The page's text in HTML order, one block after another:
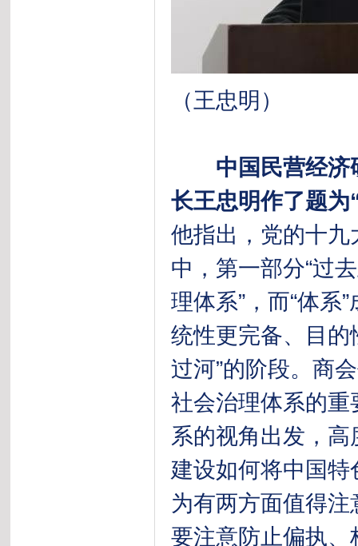
（王忠明）
中国民营经
长王忠明作了题为
他指出，党的十九
中，第一部分“过
理体系”，而“体系
统性更完备、目的
过河”的阶段。商
社会治理体系的
系的视角出发，
建设如何将中国
为有两方面值得
要注意防止偏执、